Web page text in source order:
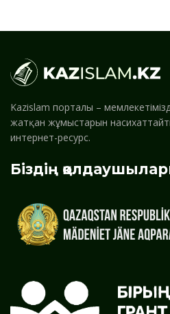
Kazislam порталы –
жатқан жұмыстарын
интернет-ресурс.
Біздің